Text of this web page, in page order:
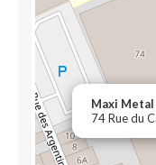
Maxi Metal
74 Rue du